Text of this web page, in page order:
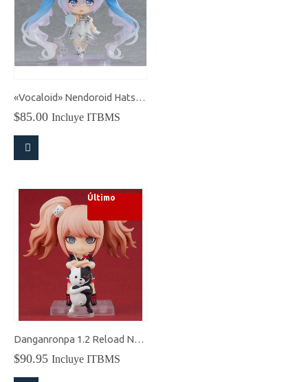
«Vocaloid» Nendoroid Hatsune Miku (2025 Sapporo Concert Ver.)
$85.00 Incluye ITBMS
Último
Danganronpa 1.2 Reload Nendoroid Junko Enoshima
$90.95 Incluye ITBMS